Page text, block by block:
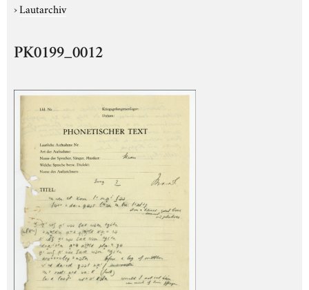
›Lautarchiv
PK0199_0012